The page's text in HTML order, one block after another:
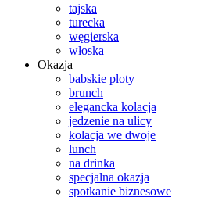
tajska
turecka
węgierska
włoska
Okazja
babskie ploty
brunch
elegancka kolacja
jedzenie na ulicy
kolacja we dwoje
lunch
na drinka
specjalna okazja
spotkanie biznesowe